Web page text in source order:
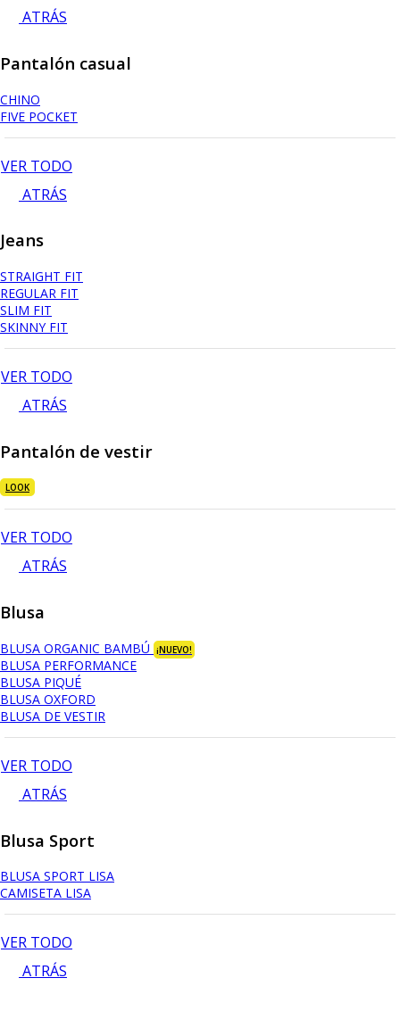
ATRÁS
Pantalón casual
CHINO
FIVE POCKET
VER TODO
ATRÁS
Jeans
STRAIGHT FIT
REGULAR FIT
SLIM FIT
SKINNY FIT
VER TODO
ATRÁS
Pantalón de vestir
LOOK
VER TODO
ATRÁS
Blusa
BLUSA ORGANIC BAMBÚ ¡NUEVO!
BLUSA PERFORMANCE
BLUSA PIQUÉ
BLUSA OXFORD
BLUSA DE VESTIR
VER TODO
ATRÁS
Blusa Sport
BLUSA SPORT LISA
CAMISETA LISA
VER TODO
ATRÁS